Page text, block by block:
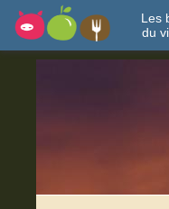
Les
du